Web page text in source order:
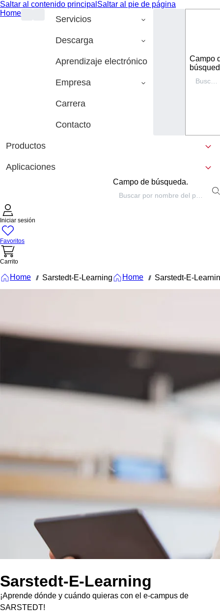
Saltar al contenido principal Saltar al pie de página
Home
Servicios
Descarga
Aprendizaje electrónico
Empresa
Carrera
Contacto
Campo
Productos
Aplicaciones
Campo de búsqueda.
Iniciar sesión
Favoritos
Carrito
Home /// Sarstedt-E-Learning Home /// Sarstedt-E-
Sarstedt-E-Learning
¡Aprende dónde y cuándo quieras con el e-campus de
SARSTEDT!